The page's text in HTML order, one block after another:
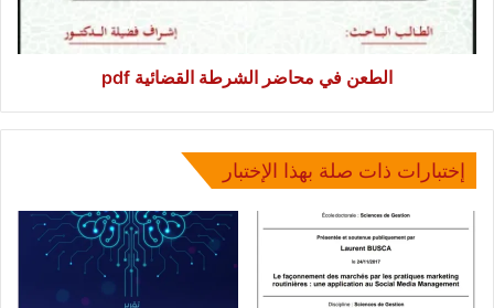
الطعن في محاضر الشرطة القضائية pdf
إختبارات ذات صلة بهذا الإختبار